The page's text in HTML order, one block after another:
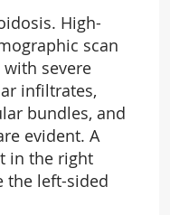
High-
scan
severe
infiltrates,
bundles, and
evident. A
in the right
the left-sided